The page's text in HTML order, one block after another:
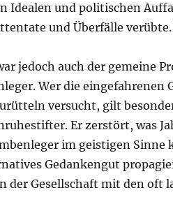
Idealen und politischen
und Überfälle
jedoch auch der gemeine
Wer die eingefahrenen
versucht, gilt
Er zerstört, was
im geistigen Sinne
Gedankengut
der Gesellschaft mit den oft